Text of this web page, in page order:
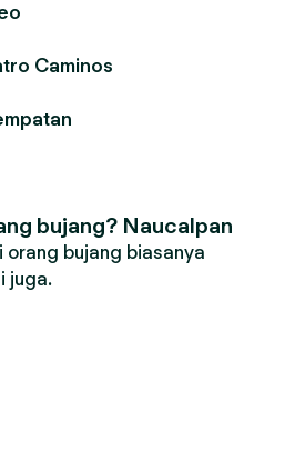
Caminos
bujang? Naucalpan
bujang biasanya
juga.